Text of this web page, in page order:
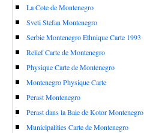
La Cote de Montenegro
Sveti Stefan Montenegro
Serbie Montenegro Ethnique Carte 1993
Relief Carte de Montenegro
Physique Carte de Montenegro
Montenegro Physique Carte
Perast Montenegro
Perast dans la Baie de Kotor Montenegro
Municipalities Carte de Montenegro